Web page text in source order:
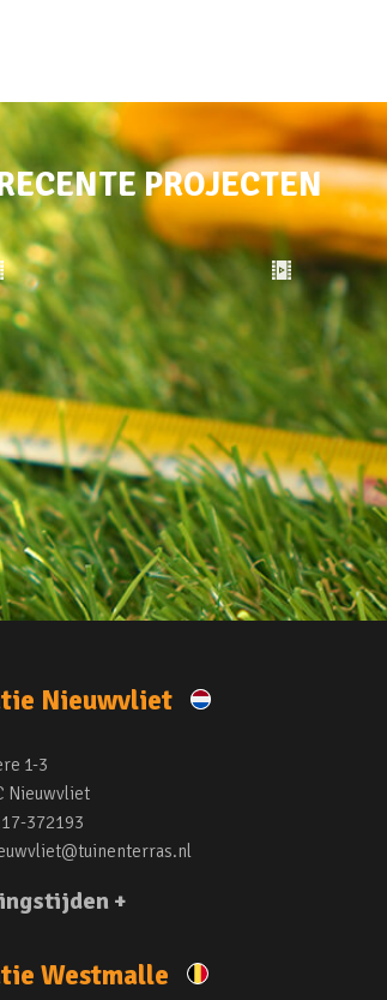
PROJECTEN
Nieuwvliet
1-3
Nieuwvliet
372193
+
Westmalle